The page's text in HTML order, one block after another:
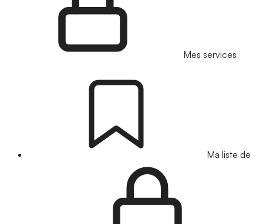
Mes services
Ma liste de